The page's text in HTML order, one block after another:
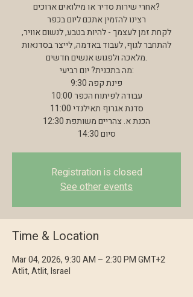
אחרי שירות סדיר או מילואים ארוכים?
רצינו להזמין אתכם ליום בכפר
לקחת זמן לעצמך - להיות בטבע, לנשום אוויר,
להתחבר לגוף, לעבוד באדמה, לייצר בסדנאות
מלאכה ולפגוש אנשים חדשים.
מה בתכנית? יום רביעי:
9:30 פינת קפה
10:00 עבודה לפיתוח הכפר
11:00 סדנת אגרוף תאילנדי
12:30 הכנת א. צהריים משותפת
14:30 סיום
Registration is closed
See other events
Time & Location
Mar 04, 2026, 9:30 AM – 2:30 PM GMT+2
Atlit, Atlit, Israel